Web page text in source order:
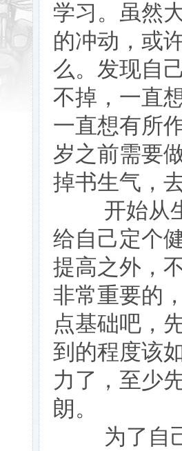
学习。虽然
的冲动，或
么。发现自
不掉，一直
一直想有所
岁之前需要
掉书生气，
开始从生
给自己定个
提高之外，
非常重要的
点基础吧，
到的程度该
力了，至少
朗。
为了自己